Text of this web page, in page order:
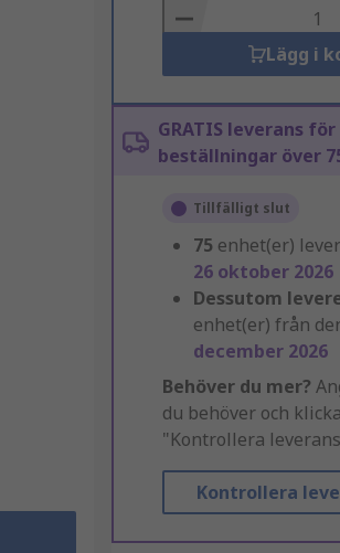
Basket
Lägg i
GRATIS leverans
beställningar över
Tillfälligt slut
75 enhet(er)
26 oktober 2026
Dessutom
enhet(er) från
december 2026
Behöver du mer?
du behöver och
"Kontrollera
Kontrollera